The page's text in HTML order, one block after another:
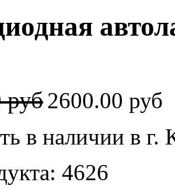
руб2600.00 руб
в наличии в г.
4626